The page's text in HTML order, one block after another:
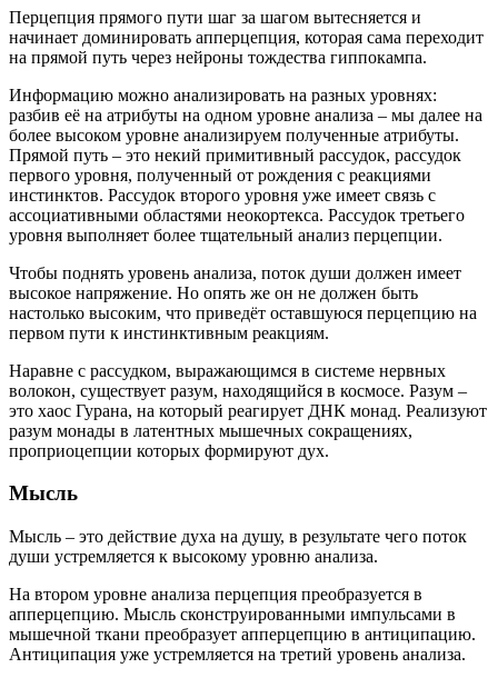
Перцепция прямого пути шаг за шагом вытесняется и
начинает доминировать апперцепция, которая сама переходит
на прямой путь через нейроны тождества гиппокампа.
Информацию можно анализировать на разных уровнях:
разбив её на атрибуты на одном уровне анализа – мы далее на
более высоком уровне анализируем полученные атрибуты.
Прямой путь – это некий примитивный рассудок, рассудок
первого уровня, полученный от рождения с реакциями
инстинктов. Рассудок второго уровня уже имеет связь с
ассоциативными областями неокортекса. Рассудок третьего
уровня выполняет более тщательный анализ перцепции.
Чтобы поднять уровень анализа, поток души должен имеет
высокое напряжение. Но опять же он не должен быть
настолько высоким, что приведёт оставшуюся перцепцию на
первом пути к инстинктивным реакциям.
Наравне с рассудком, выражающимся в системе нервных
волокон, существует разум, находящийся в космосе. Разум –
это хаос Гурана, на который реагирует ДНК монад. Реализуют
разум монады в латентных мышечных сокращениях,
проприоцепции которых формируют дух.
Мысль
Мысль – это действие духа на душу, в результате чего поток
души устремляется к высокому уровню анализа.
На втором уровне анализа перцепция преобразуется в
апперцепцию. Мысль сконструированными импульсами в
мышечной ткани преобразует апперцепцию в антиципацию.
Антиципация уже устремляется на третий уровень анализа.